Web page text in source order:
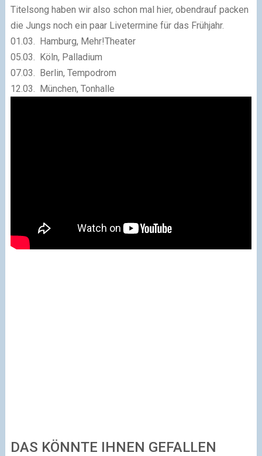
Titelsong haben wir also schon mal hier, obendrauf packen
die Jungs noch ein paar Livetermine für das Frühjahr.
01.03. Hamburg, Mehr!Theater
05.03. Köln, Palladium
07.03. Berlin, Tempodrom
12.03. München, Tonhalle
DAS KÖNNTE IHNEN GEFALLEN